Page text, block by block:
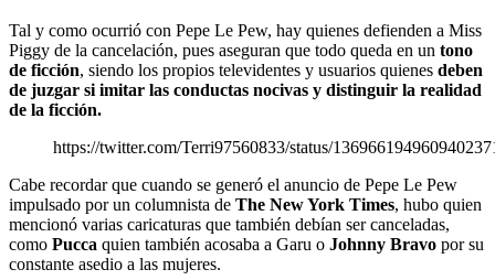
Tal y como ocurrió con Pepe Le Pew, hay quienes defienden a Miss
Piggy de la cancelación, pues aseguran que todo queda en un tono
de ficción, siendo los propios televidentes y usuarios quienes deben
de juzgar si imitar las conductas nocivas y distinguir la realidad
de la ficción.
https://twitter.com/Terri97560833/status/
Cabe recordar que cuando se generó el anuncio de Pepe Le Pew
impulsado por un columnista de The New York Times, hubo quien
mencionó varias caricaturas que también debían ser canceladas,
como Pucca quien también acosaba a Garu o Johnny Bravo por su
constante asedio a las mujeres.